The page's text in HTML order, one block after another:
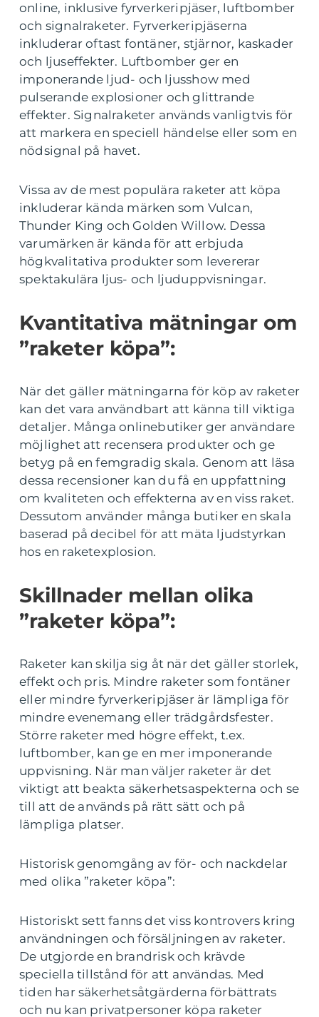
online, inklusive fyrverkeripjäser, luftbomber
och signalraketer. Fyrverkeripjäserna
inkluderar oftast fontäner, stjärnor, kaskader
och ljuseffekter. Luftbomber ger en
imponerande ljud- och ljusshow med
pulserande explosioner och glittrande
effekter. Signalraketer används vanligtvis för
att markera en speciell händelse eller som en
nödsignal på havet.
Vissa av de mest populära raketer att köpa
inkluderar kända märken som Vulcan,
Thunder King och Golden Willow. Dessa
varumärken är kända för att erbjuda
högkvalitativa produkter som levererar
spektakulära ljus- och ljuduppvisningar.
Kvantitativa mätningar om
”raketer köpa”:
När det gäller mätningarna för köp av raketer
kan det vara användbart att känna till viktiga
detaljer. Många onlinebutiker ger användare
möjlighet att recensera produkter och ge
betyg på en femgradig skala. Genom att läsa
dessa recensioner kan du få en uppfattning
om kvaliteten och effekterna av en viss raket.
Dessutom använder många butiker en skala
baserad på decibel för att mäta ljudstyrkan
hos en raketexplosion.
Skillnader mellan olika
”raketer köpa”:
Raketer kan skilja sig åt när det gäller storlek,
effekt och pris. Mindre raketer som fontäner
eller mindre fyrverkeripjäser är lämpliga för
mindre evenemang eller trädgårdsfester.
Större raketer med högre effekt, t.ex.
luftbomber, kan ge en mer imponerande
uppvisning. När man väljer raketer är det
viktigt att beakta säkerhetsaspekterna och se
till att de används på rätt sätt och på
lämpliga platser.
Historisk genomgång av för- och nackdelar
med olika ”raketer köpa”:
Historiskt sett fanns det viss kontrovers kring
användningen och försäljningen av raketer.
De utgjorde en brandrisk och krävde
speciella tillstånd för att användas. Med
tiden har säkerhetsåtgärderna förbättrats
och nu kan privatpersoner köpa raketer